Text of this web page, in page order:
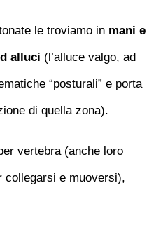
le troviamo in mani e
alluci (l’alluce valgo, ad
“posturali” e porta
di quella zona).
vertebra (anche loro
collegarsi e muoversi),